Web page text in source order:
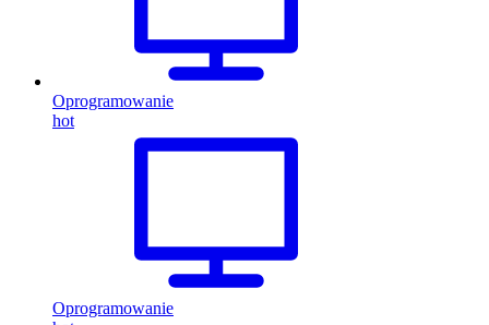
Oprogramowanie
hot
Oprogramowanie